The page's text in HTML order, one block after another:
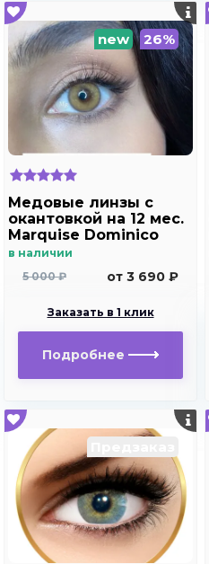
new 26%
Медовые линзы c
окантовкой на 12 мес.
Marquise Dominico
brown /Медовые
темных глаз с
в наличии
5 000 ₽
от 3 690 ₽
Заказать в 1 клик
Подробнее